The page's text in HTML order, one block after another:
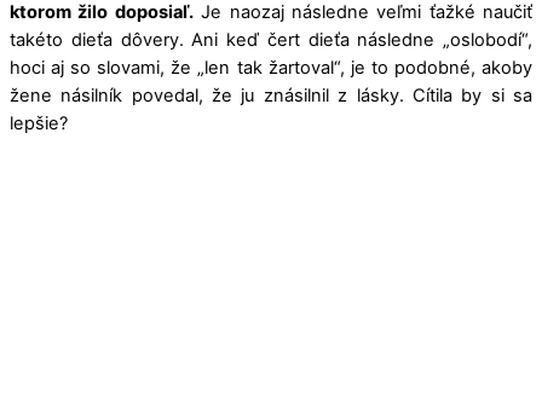
ktorom žilo doposiaľ.Je naozaj následne veľmi ťažké naučiť
takéto dieťa dôvery. Ani keď čert dieťa následne „oslobodí“,
hoci aj so slovami, že „len tak žartoval“, je to podobné, akoby
žene násilník povedal, že ju znásilnil z lásky. Cítila by si sa
lepšie?